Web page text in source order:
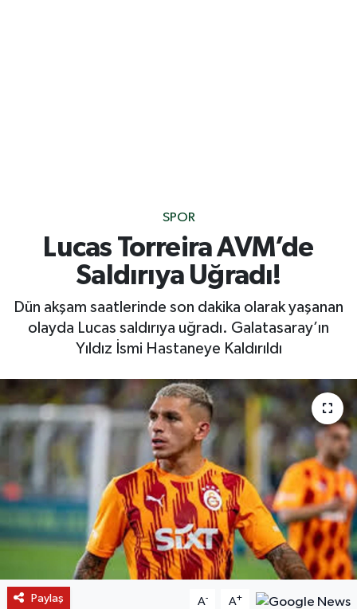
SPOR
Lucas Torreira AVM’de
Saldırıya Uğradı!
Dün akşam saatlerinde son dakika olarak yaşanan
olayda Lucas saldırıya uğradı. Galatasaray’ın
Yıldız İsmi Hastaneye Kaldırıldı
Paylaş A- A+